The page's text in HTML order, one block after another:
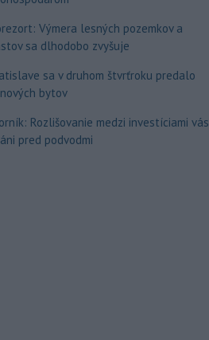
Výmera lesných pozemkov a
sa dlhodobo zvyšuje
sa v druhom štvrťroku predalo
bytov
Rozlišovanie medzi investíciami vás
pred podvodmi